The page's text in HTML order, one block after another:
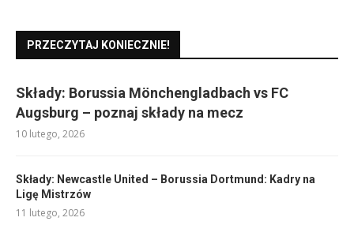
PRZECZYTAJ KONIECZNIE!
Składy: Borussia Mönchengladbach vs FC
Augsburg – poznaj składy na mecz
10 lutego, 2026
Składy: Newcastle United – Borussia Dortmund: Kadry na
Ligę Mistrzów
11 lutego, 2026